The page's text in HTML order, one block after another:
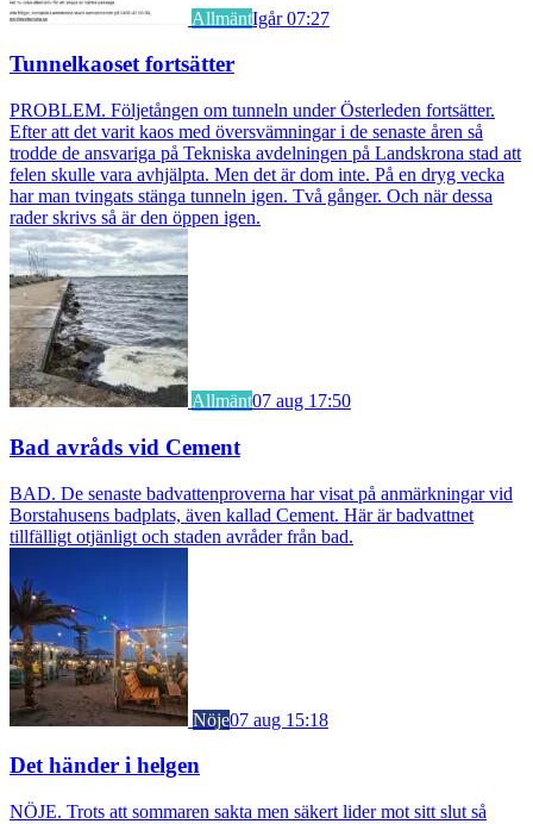
AllmäntIgår 07:27
Tunnelkaoset fortsätter
PROBLEM. Följetången om tunneln under Österleden fortsätter.
Efter att det varit kaos med översvämningar i de senaste åren så
trodde de ansvariga på Tekniska avdelningen på Landskrona stad att
felen skulle vara avhjälpta. Men det är dom inte. På en dryg vecka
har man tvingats stänga tunneln igen. Två gånger. Och när dessa
rader skrivs så är den öppen igen.
Allmänt07 aug 17:50
Bad avråds vid Cement
BAD. De senaste badvattenproverna har visat på anmärkningar vid
Borstahusens badplats, även kallad Cement. Här är badvattnet
tillfälligt otjänligt och staden avråder från bad.
Nöje07 aug 15:18
Det händer i helgen
NÖJE. Trots att sommaren sakta men säkert lider mot sitt slut så